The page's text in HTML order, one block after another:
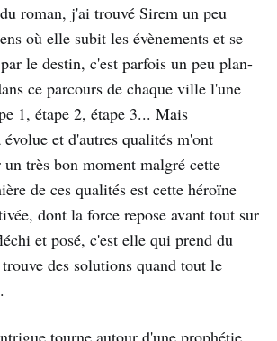
roman, j'ai trouvé Sirem un peu
où elle subit les évènements et se
le destin, c'est parfois un peu plan-
ce parcours de chaque ville l'une
1, étape 2, étape 3... Mais
évolue et d'autres qualités m'ont
un très bon moment malgré cette
de ces qualités est cette héroïne
dont la force repose avant tout sur
et posé, c'est elle qui prend du
des solutions quand tout le